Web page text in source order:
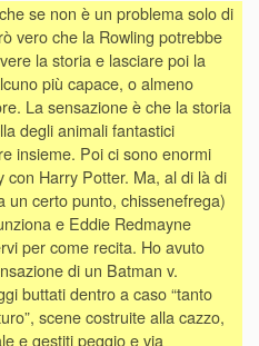
se non è un problema solo di
vero che la Rowling potrebbe
la storia e lasciare poi la
più capace, o almeno
La sensazione è che la storia
degli animali fantastici
insieme. Poi ci sono enormi
con Harry Potter. Ma, al di là di
un certo punto, chissenefrega)
e Eddie Redmayne
per come recita. Ho avuto
di un Batman v.
buttati dentro a caso “tanto
scene costruite alla cazzo,
e gestiti peggio e via